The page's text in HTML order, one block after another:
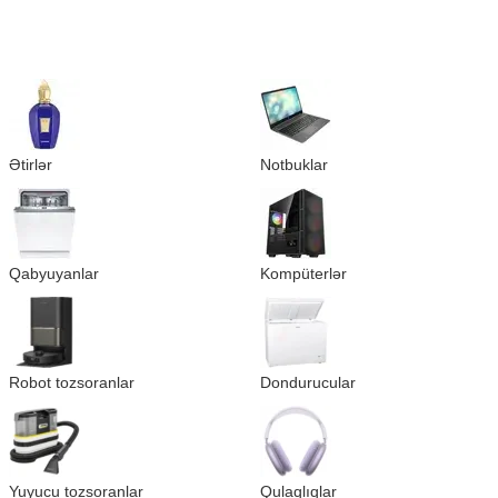
Ətirlər Notbuklar
Qabyuyanlar Kompüterlər
Robot tozsoranlar Dondurucular
Yuyucu tozsoranlar Qulaqlıqlar